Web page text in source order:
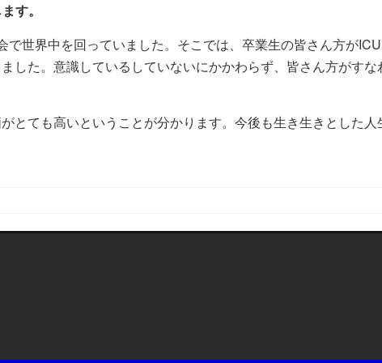
す。
世界中を回っていました。そこでは、卒業生の皆さん方が
した。意識しているしていないにかかわらず、皆さん方がすな
とても高いということが分かります。今後も生き生きとした人